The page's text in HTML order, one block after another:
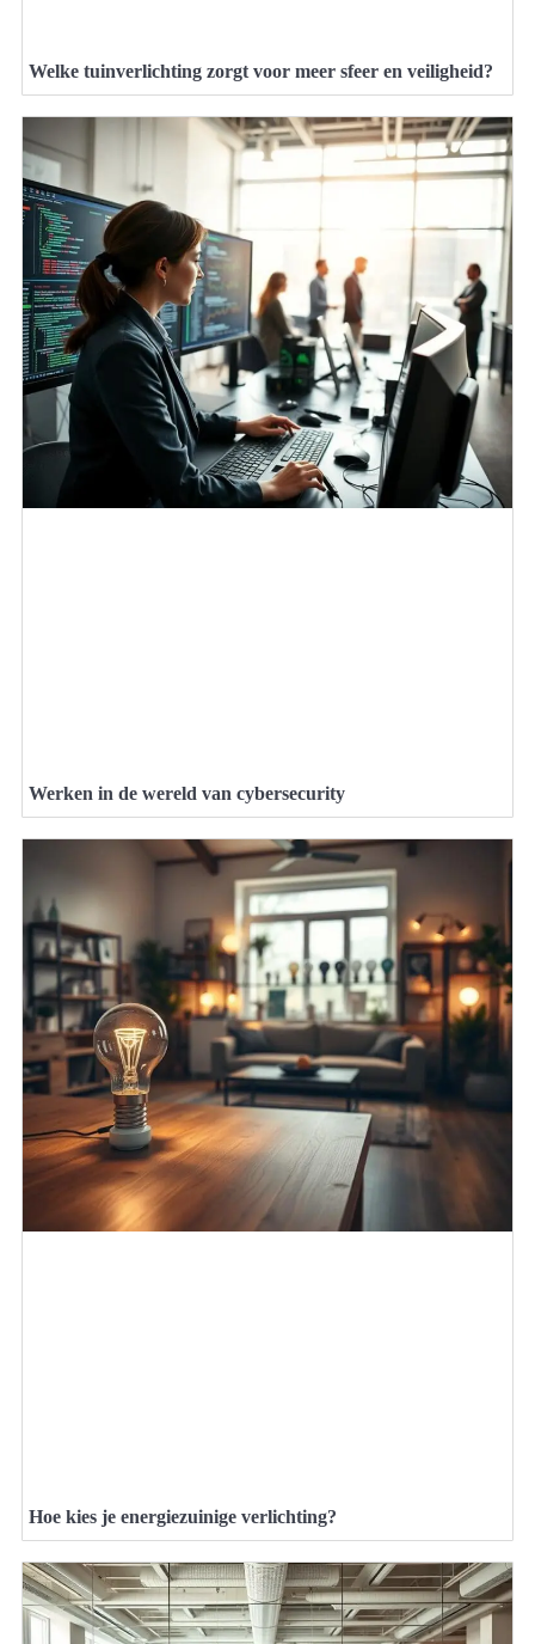
Welke tuinverlichting zorgt voor meer sfeer en veiligheid?
Werken in de wereld van cybersecurity
Hoe kies je energiezuinige verlichting?